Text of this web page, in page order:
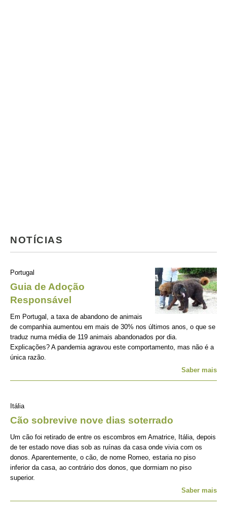
NOTÍCIAS
Portugal
Guia de Adoção
Responsável
Em Portugal, a taxa de abandono de animais
de companhia aumentou em mais de 30% nos últimos anos, o que se
traduz numa média de 119 animais abandonados por dia.
Explicações? A pandemia agravou este comportamento, mas não é a
única razão.
Saber mais
Itália
Cão sobrevive nove dias soterrado
Um cão foi retirado de entre os escombros em Amatrice, Itália, depois
de ter estado nove dias sob as ruínas da casa onde vivia com os
donos. Aparentemente, o cão, de nome Romeo, estaria no piso
inferior da casa, ao contrário dos donos, que dormiam no piso
superior.
Saber mais